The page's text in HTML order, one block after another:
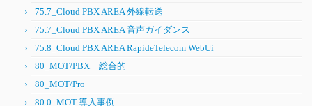
75.7_Cloud PBX AREA 外線転送
75.7_Cloud PBX AREA 音声ガイダンス
75.8_Cloud PBX AREA RapideTelecom WebUi
80_MOT/PBX 総合的
80_MOT/Pro
80.0_MOT 導入事例